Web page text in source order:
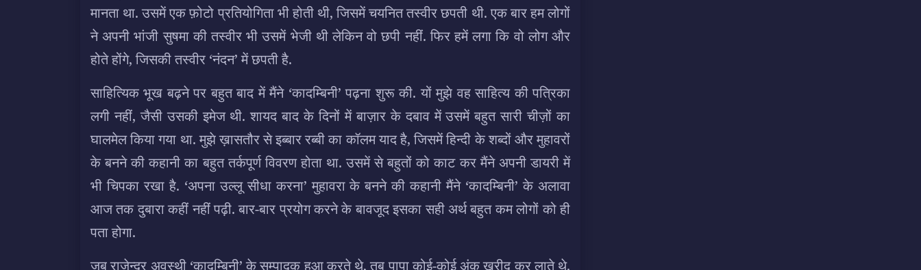
मानता था. उसमें एक फ़ोटो प्रतियोगिता भी होती थी, जिसमें चयनित तस्वीर छपती थी. एक बार हम लोगों
ने अपनी भांजी सुषमा की तस्वीर भी उसमें भेजी थी लेकिन वो छपी नहीं. फिर हमें लगा कि वो लोग और
होते होंगे, जिसकी तस्वीर ‘नंदन’ में छपती है.
साहित्यिक भूख बढ़ने पर बहुत बाद में मैंने ‘कादम्बिनी’ पढ़ना शुरू की. यों मुझे वह साहित्य की पत्रिका
लगी नहीं, जैसी उसकी इमेज थी. शायद बाद के दिनों में बाज़ार के दबाव में उसमें बहुत सारी चीज़ों का
घालमेल किया गया था. मुझे ख़ासतौर से इब्बार रब्बी का कॉलम याद है, जिसमें हिन्दी के शब्दों और मुहावरों
के बनने की कहानी का बहुत तर्कपूर्ण विवरण होता था. उसमें से बहुतों को काट कर मैंने अपनी डायरी में
भी चिपका रखा है. ‘अपना उल्लू सीधा करना’ मुहावरा के बनने की कहानी मैंने ‘कादम्बिनी’ के अलावा
आज तक दुबारा कहीं नहीं पढ़ी. बार-बार प्रयोग करने के बावजूद इसका सही अर्थ बहुत कम लोगों को ही
पता होगा.
जब राजेन्द्र अवस्थी ‘कादम्बिनी’ के सम्पादक हुआ करते थे, तब पापा कोई-कोई अंक ख़रीद कर लाते थे.